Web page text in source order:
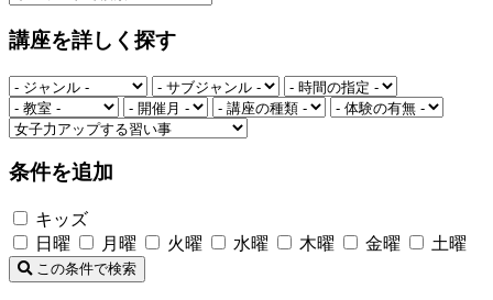
講座を詳しく探す
条件を追加
キッズ
日曜
月曜 火曜 水曜 木曜 金曜 土曜
この条件で検索